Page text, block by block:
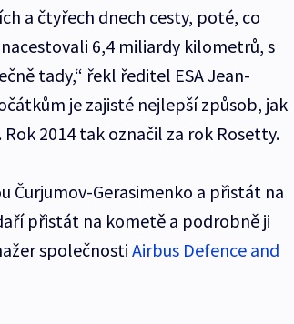
a čtyřech dnech cesty, poté, co
6,4 miliardy kilometrů, s
tady,“ řekl ředitel ESA Jean-
je zajisté nejlepší způsob, jak
2014 tak označil za rok Rosetty.
Čurjumov-Gerasimenko a přistát na
přistát na kometě a podrobně ji
společnosti Airbus Defence and